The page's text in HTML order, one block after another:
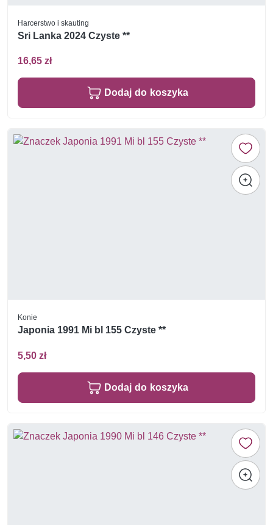
Harcerstwo i skauting
Sri Lanka 2024 Czyste **
16,65 zł
Dodaj do koszyka
Konie
Japonia 1991 Mi bl 155 Czyste **
5,50 zł
Dodaj do koszyka